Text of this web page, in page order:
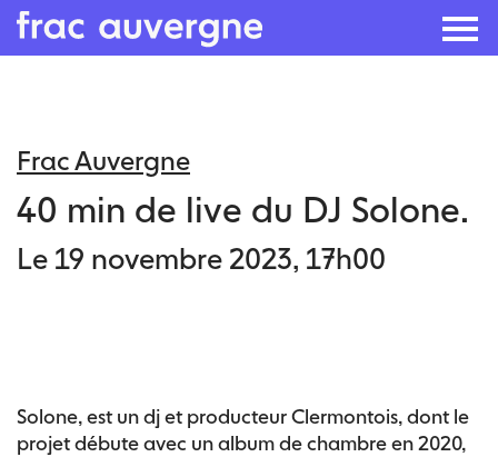
the
content
Frac Auvergne
40 min de live du DJ Solone.
Le 19 novembre 2023, 17h00
Solone, est un dj et producteur Clermontois, dont le
projet débute avec un album de chambre en 2020,